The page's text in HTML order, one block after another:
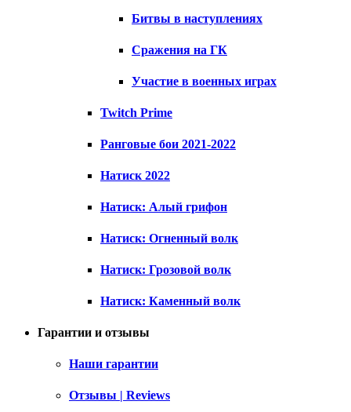
Битвы в наступлениях
Сражения на ГК
Участие в военных играх
Twitch Prime
Ранговые бои 2021-2022
Натиск 2022
Натиск: Алый грифон
Натиск: Огненный волк
Натиск: Грозовой волк
Натиск: Каменный волк
Гарантии и отзывы
Наши гарантии
Отзывы | Reviews